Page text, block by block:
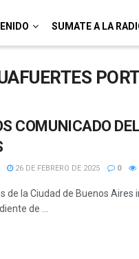
SUMATE A LA
COMUNICADO
26 DE FEBRERO DE 2025 0
de la Ciudad de Buenos
de ...